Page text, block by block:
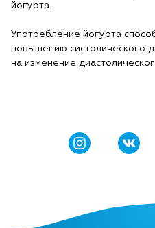
йогурта.
Употребление йогурта
повышению систолического
на изменение